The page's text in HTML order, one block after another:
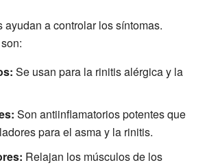
ayudan a controlar los síntomas.
Se usan para la rinitis alérgica y la
Son antiinflamatorios potentes que
para el asma y la rinitis.
Relajan los músculos de los